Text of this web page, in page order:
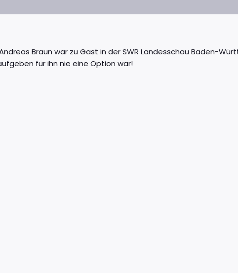
Braun war zu Gast in der SWR Landesschau Baden-
für ihn nie eine Option war!